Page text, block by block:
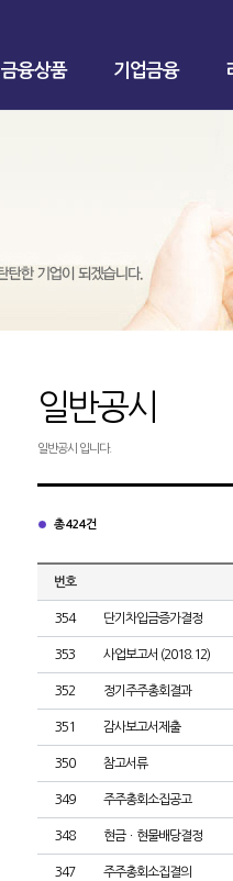
금융상품 기업금융
일반공시
일반공시 입니다.
총 424건
번호
354 단기차입금증가결정
353 사업보고서 (2018.12)
352 정기주주총회결과
351 감사보고서제출
350 참고서류
349 주주총회소집공고
348 현금ㆍ현물배당결정
347 주주총회소집결의